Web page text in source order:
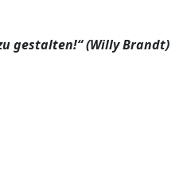
gestalten!“ (Willy Brandt)